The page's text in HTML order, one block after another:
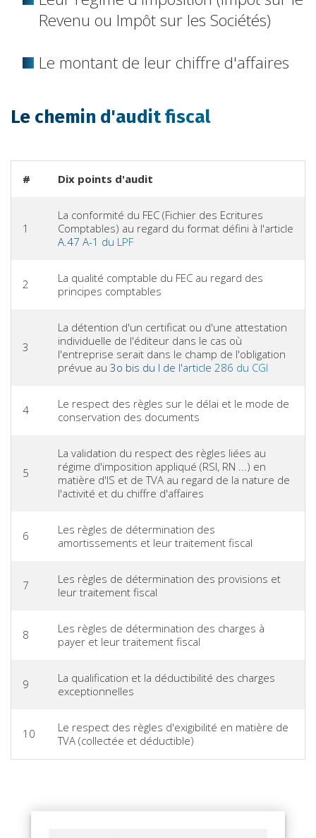
Revenu ou Impôt sur les Sociétés)
Le montant de leur chiffre d'affaires
Le chemin d'audit fiscal
# Dix points d'audit
1
La conformité du FEC (Fichier des Ecritures
Comptables) au regard du format défini à l'article
A.47 A-1 du LPF
2
La qualité comptable du FEC au regard des
principes comptables
3
La détention d'un certificat ou d'une attestation
individuelle de l'éditeur dans le cas où
l'entreprise serait dans le champ de l'obligation
prévue au 3o bis du I de l'article 286 du CGI
4
Le respect des règles sur le délai et le mode de
conservation des documents
5
La validation du respect des règles liées au
régime d'imposition appliqué (RSI, RN ...) en
matière d'IS et de TVA au regard de la nature de
l'activité et du chiffre d'affaires
6
Les règles de détermination des
amortissements et leur traitement fiscal
7
Les règles de détermination des provisions et
leur traitement fiscal
8
Les règles de détermination des charges à
payer et leur traitement fiscal
9
La qualification et la déductibilité des charges
exceptionnelles
10
Le respect des règles d'exigibilité en matière de
TVA (collectée et déductible)